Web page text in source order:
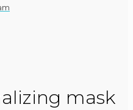
mask